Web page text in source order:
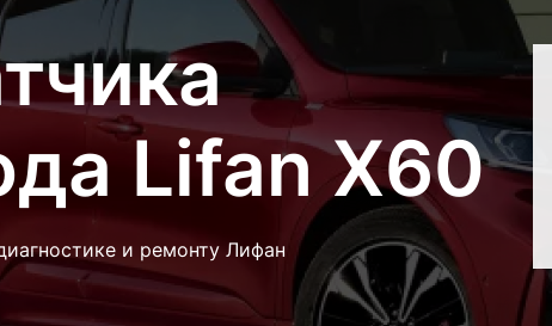
Lifan X60
и ремонту Лифан